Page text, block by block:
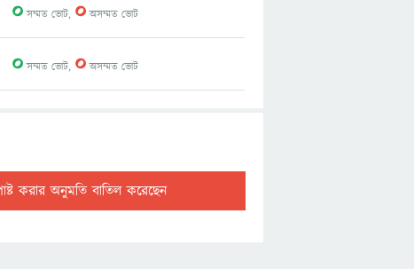
0সম্মত ভোট, 0অসম্মত ভোট
0সম্মত ভোট, 0অসম্মত ভোট
করার অনুমতি বাতিল করেছেন